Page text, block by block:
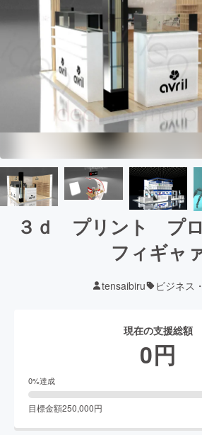
３ｄ プリント プ
フィギャ
tensaibiru ビジネス
現在の支援総額
0円
0%達成
目標金額250,000円